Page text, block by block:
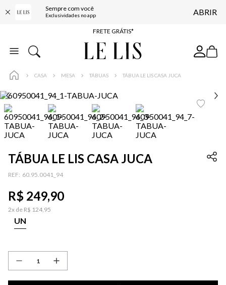
Sempre com você
Exclusividades no app ABRIR
ENTREGA EXPRESSA*
FRETE GRÁTIS*
BAIXE O APP
CASA MESA TÁBUAS TÁBUA LE LIS CASA JUCA
TÁBUA LE LIS CASA JUCA
: 60.95.0041_94
R$ 249,90
2x de R$ 124,95
UN